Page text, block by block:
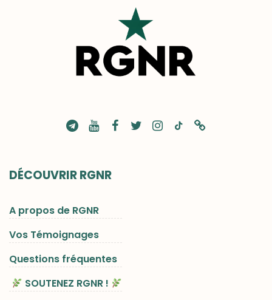
DÉCOUVRIR RGNR
A propos de RGNR
Vos Témoignages
Questions fréquentes
SOUTENEZ RGNR !